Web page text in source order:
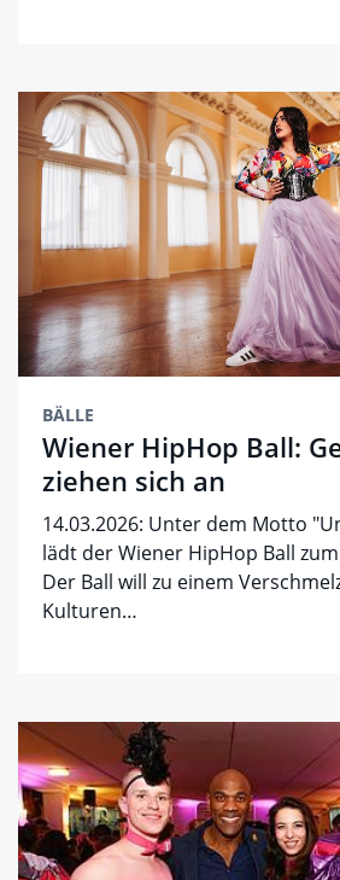
BÄLLE
Wiener HipHop Ball:
ziehen sich an
14.03.2026: Unter dem Motto
lädt der Wiener HipHop Ball
Der Ball will zu einem
Kulturen…